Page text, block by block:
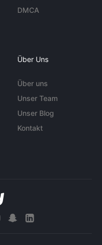
DMCA
Über Uns
Über uns
Unser Team
Unser Blog
Kontakt